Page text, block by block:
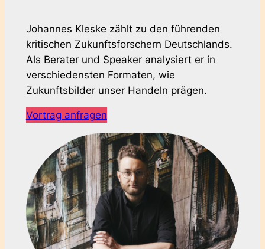
Johannes Kleske zählt zu den führenden
kritischen Zukunftsforschern Deutschlands.
Als Berater und Speaker analysiert er in
verschiedensten Formaten, wie
Zukunftsbilder unser Handeln prägen.
Vortrag anfragen